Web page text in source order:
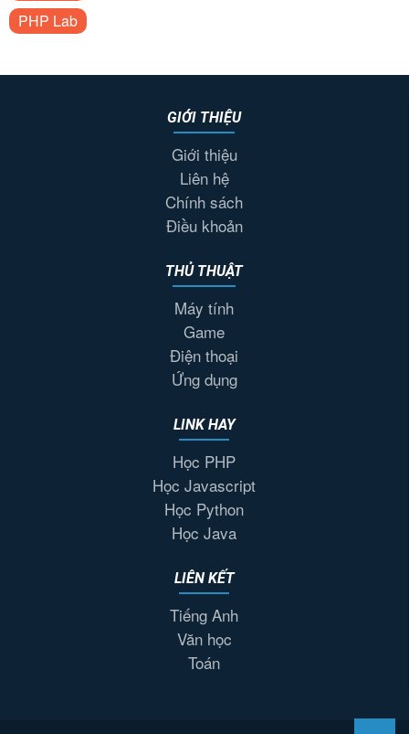
PHP Lab
GIỚI THIỆU
Giới thiệu
Liên hệ
Chính sách
Điều khoản
THỦ THUẬT
Máy tính
Game
Điện thoại
Ứng dụng
LINK HAY
Học PHP
Học Javascript
Học Python
Học Java
LIÊN KẾT
Tiếng Anh
Văn học
Toán